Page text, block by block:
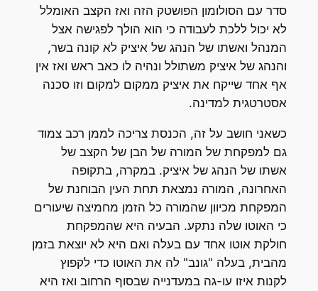
סדר עם הסולומון הפושטק הזה ואז הקצב האומלל
לא יכול ללכת לעבודה כי הוא הולך לפגישה אצל
המנהל ואשתו של הנהג של איציק לא קונה בשר,
והנהג של איציק משתולל ונהיה לו כאב ראש ואז אין
אף אחד שייקח את איציק ממקום למקום וזו סכנה
אסטרטגית למדינה.
כשאני חושב על זה, הכנסת צריכה לממן רכב צמוד
גם למפקחת של המורה של הבן של הקצב של
אשתו של הנהג של איציק. במקרה, בתקופה
האחרונה, המורה נמצאת תחת העין הבוחנת של
המפקחת מכיוון שהמורה כל הזמן מחמיצה שיעורים
כי האוטו שלה נתקע. הבעיה היא שהמפקחת
חולקת אוטו אחד עם בעלה ואם היא לא יוצאת בזמן
מהבית, בעלה "גונב" לה את האוטו כדי לקפוץ
לקנות איזו עו-גה במעדנייה שבסוף הרחוב ואז היא